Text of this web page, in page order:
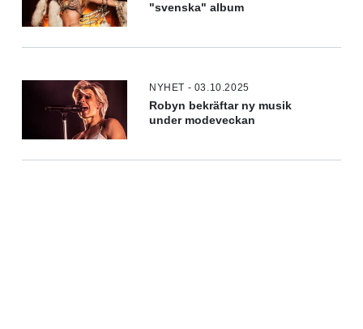
"svenska" album
NYHET - 03.10.2025
Robyn bekräftar ny musik
under modeveckan